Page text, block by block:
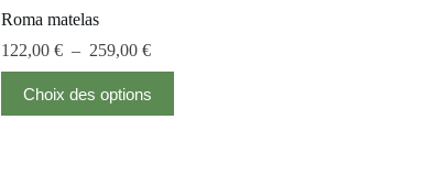
Roma matelas
122,00 € – 259,00 €
Choix des options